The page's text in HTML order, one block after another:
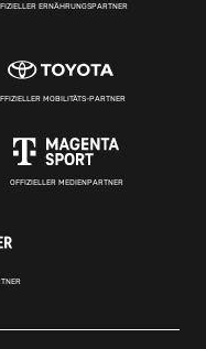
ERNÄHRUNGSPARTNER
MOBILITÄTS-PARTNER
OFFIZIELLER MEDIENPARTNER